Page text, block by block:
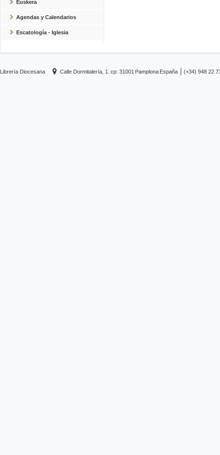
Euskera
Agendas y Calendarios
Escatología - Iglesia
Librería Diocesana Calle Dormitalería, 1. cp: 31001 Pamplona España (+34) 948 22